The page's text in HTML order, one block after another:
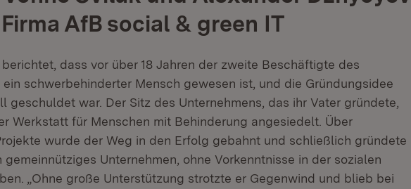
AfB social & green IT
dass vor über 18 Jahren der zweite Beschäftigte des
ein schwerbehinderter Mensch gewesen ist, und die Gründungsidee
geschuldet war. Der Sitz des Unternehmens, das ihr Vater gründete,
Werkstatt für Menschen mit Behinderung angesiedelt. Über
wurde der Weg in den Erfolg gebahnt und schließlich gründete
gemeinnütziges Unternehmen, ohne Vorkenntnisse in der sozialen
„Ohne große Unterstützung strotzte er Gegenwind und blieb bei